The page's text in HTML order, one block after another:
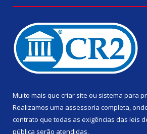
Muito mais que criar site ou sistema para
Realizamos uma assessoria completa,
contrato que todas as exigências das leis
pública serão atendidas.